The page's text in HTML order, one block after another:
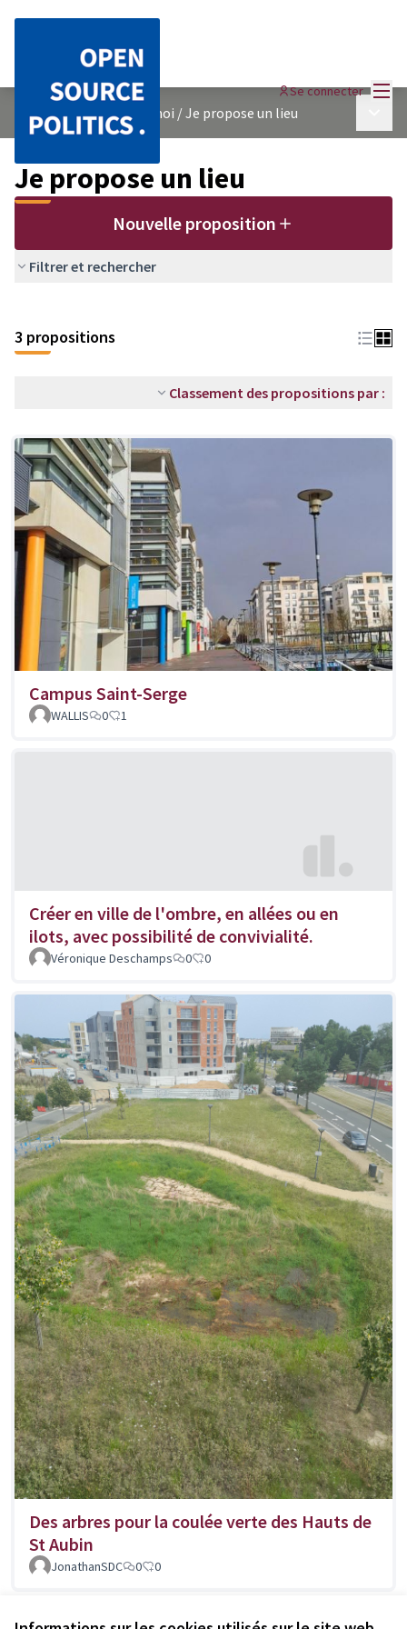
Se connecter
Un arbre près de chez moi /Je propose un lieu
Je propose un lieu
Nouvelle proposition
Filtrer et rechercher
+
−
3 propositions
Classement des propositions par :
Campus Saint-Serge
WALLIS 0 1
Créer en ville de l'ombre, en allées ou en
ilots, avec possibilité de convivialité.
Véronique Deschamps 0 0
Des arbres pour la coulée verte des Hauts de
St Aubin
JonathanSDC 0 0
Voir toutes les propositions retirées